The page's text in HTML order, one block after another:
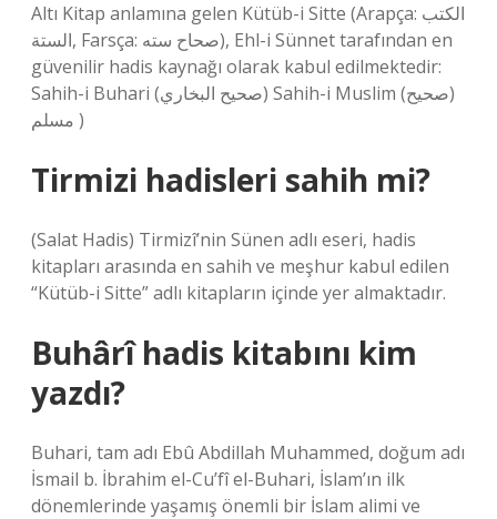
Altı Kitap anlamına gelen Kütüb-i Sitte (Arapça: الكتب
الستة‎, Farsça: صحاح سته), Ehl-i Sünnet tarafından en
güvenilir hadis kaynağı olarak kabul edilmektedir:
Sahih-i Buhari (صحيح البخاري) Sahih-i Muslim (صحيح)
مسلم )
Tirmizi hadisleri sahih mi?
(Salat Hadis) Tirmizî’nin Sünen adlı eseri, hadis
kitapları arasında en sahih ve meşhur kabul edilen
“Kütüb-i Sitte” adlı kitapların içinde yer almaktadır.
Buhârî hadis kitabını kim
yazdı?
Buhari, tam adı Ebû Abdillah Muhammed, doğum adı
İsmail b. İbrahim el-Cu’fî el-Buhari, İslam’ın ilk
dönemlerinde yaşamış önemli bir İslam alimi ve